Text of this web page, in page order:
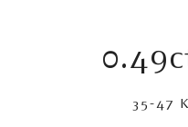
35-47